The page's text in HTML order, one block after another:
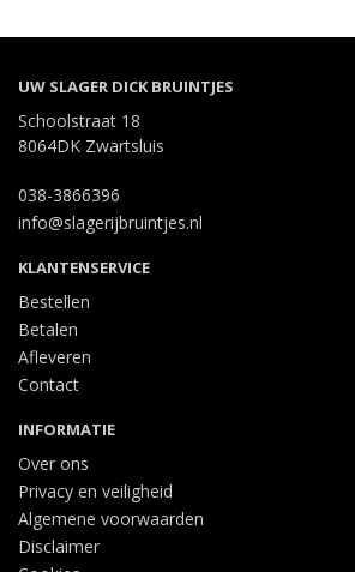
UW SLAGER DICK BRUINTJES
Schoolstraat 18
8064DK Zwartsluis
038-3866396
info@slagerijbruintjes.nl
KLANTENSERVICE
Bestellen
Betalen
Afleveren
Contact
INFORMATIE
Over ons
Privacy en veiligheid
Algemene voorwaarden
Disclaimer